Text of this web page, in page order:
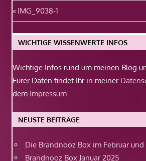
Beitragsnavigation
Vorheriger
Beitrag:
IMG_9038-1
WICHTIGE WISSENWERTE INFOS
Wichtige Infos rund um meinen Blog
Eurer Daten findet Ihr in meiner
dem Impressum
NEUSTE BEITRÄGE
Die Brandnooz Box im Februar und
Brandnooz Box Januar 2025